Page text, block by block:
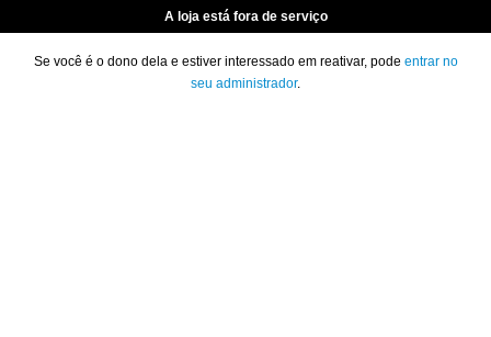
A loja está fora de serviço
Se você é o dono dela e estiver interessado em reativar, pode entrar no
seu administrador.